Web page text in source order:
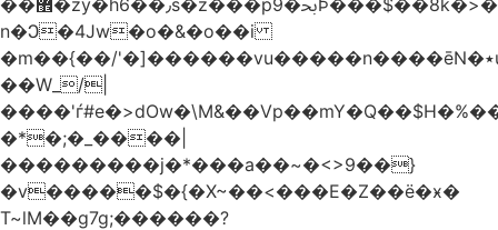
��޾�zy�h6��٫s�z���p9�ﲝϷ���$��8k�>�O���I�y�/O~���Eo>GË3�عr�Ͼ6wVg�/߭
n�Ͻ�4Jw�o�&�o��i
�m��{��/'�]������vu�����n����ēN�٭u�����o'�����w�^�Q���2�;U>��ʧ��
��W_/|
�*�;�_����|
���������j�*���a��~�<>9��}
�v�����$�{�X~��<���E�Z��ё�ӿ�
T~lM��g7g;������?